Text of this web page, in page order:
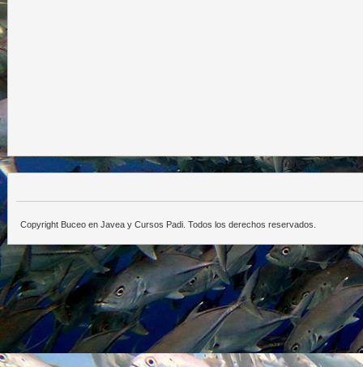
Copyright Buceo en Javea y Cursos Padi. Todos los derechos reservados.